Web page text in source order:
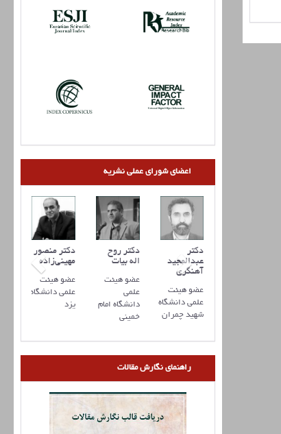
اعضای شورای عملی نشریه
دکتر منصور
مهینی‌زاده
عضو هیئت
علمی دانشگاه
یزد
دکتر روح
اله بیات
عضو هیئت
علمی
دانشگاه امام
خمینی
دکتر
عبدالمجید
آهنگری
عضو هیئت
علمی دانشگاه
شهید چمران
راهنمای نگارش مقالات